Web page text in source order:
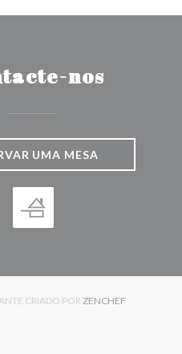
nos
UMA MESA
CRIADO POR ZENCHEF ((ABRE